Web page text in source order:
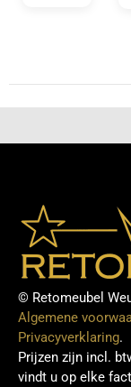
© Retomeubel
Algemene
Privacyverklaring.
Prijzen zijn incl.
vindt u op elke